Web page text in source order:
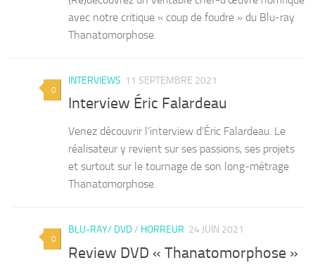
avec notre critique « coup de foudre » du Blu-ray
Thanatomorphose.
0
INTERVIEWS 11 SEPTEMBRE 2021
Interview Éric Falardeau
Venez découvrir l’interview d’Éric Falardeau. Le
réalisateur y revient sur ses passions, ses projets
et surtout sur le tournage de son long-métrage
Thanatomorphose.
0
BLU-RAY/ DVD/ HORREUR 24 JUIN 2021
Review DVD « Thanatomorphose »